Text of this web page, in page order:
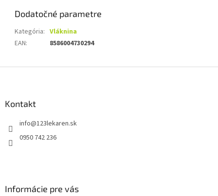
Dodatočné parametre
Kategória: Vláknina
EAN: 8586004730294
Kontakt
info@123lekaren.sk
0950 742 236
Informácie pre vás